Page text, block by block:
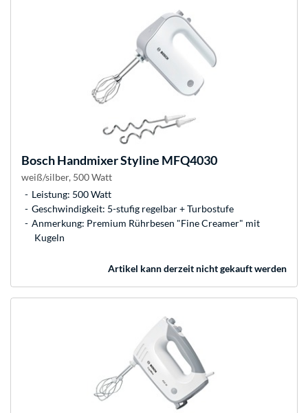
BoschHandmixer Styline MFQ4030
weiß/silber, 500 Watt
Leistung: 500 Watt
Geschwindigkeit: 5-stufig regelbar + Turbostufe
Anmerkung: Premium Rührbesen "Fine Creamer" mit
Kugeln
Artikel kann derzeit nicht gekauft werden